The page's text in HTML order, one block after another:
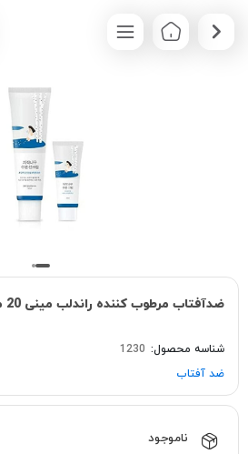
ضدآفتاب مرطوب کننده راندلب مینی 20 میل
شناسه محصول: 1230
ضد آفتاب
ناموجود